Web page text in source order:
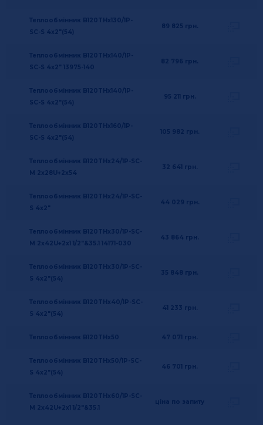
Теплообмінник B120THx130/1P-
SC-S 4x2"(54)
89 825 грн.
Теплообмінник B120THx140/1P-
SC-S 4x2" 13975-140
82 796 грн.
Теплообмінник B120THx140/1P-
SC-S 4x2"(54)
95 211 грн.
Теплообмінник B120THx160/1P-
SC-S 4x2"(54)
105 982 грн.
Теплообмінник B120THx24/1P-SC-
M 2x28U+2x54
32 641 грн.
Теплообмінник B120THx24/1P-SC-
S 4x2"
44 029 грн.
Теплообмінник B120THx30/1P-SC-
M 2x42U+2x1 1/2"&35.1 14171-030
43 864 грн.
Теплообмінник B120THx30/1P-SC-
S 4x2"(54)
35 848 грн.
Теплообмінник B120THx40/1P-SC-
S 4x2"(54)
41 233 грн.
Теплообмінник B120THx50 47 071 грн.
Теплообмінник B120THx50/1P-SC-
S 4x2"(54)
46 701 грн.
Теплообмінник B120THx60/1P-SC-
M 2x42U+2x1 1/2"&35.1
ціна по запиту